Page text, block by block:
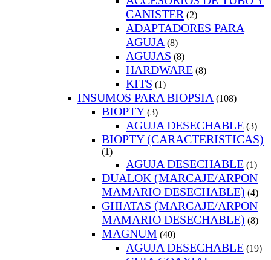
CANISTER (2)
ADAPTADORES PARA
AGUJA (8)
AGUJAS (8)
HARDWARE (8)
KITS (1)
INSUMOS PARA BIOPSIA (108)
BIOPTY (3)
AGUJA DESECHABLE (3)
BIOPTY (CARACTERISTICAS)
(1)
AGUJA DESECHABLE (1)
DUALOK (MARCAJE/ARPON
MAMARIO DESECHABLE) (4)
GHIATAS (MARCAJE/ARPON
MAMARIO DESECHABLE) (8)
MAGNUM (40)
AGUJA DESECHABLE (19)